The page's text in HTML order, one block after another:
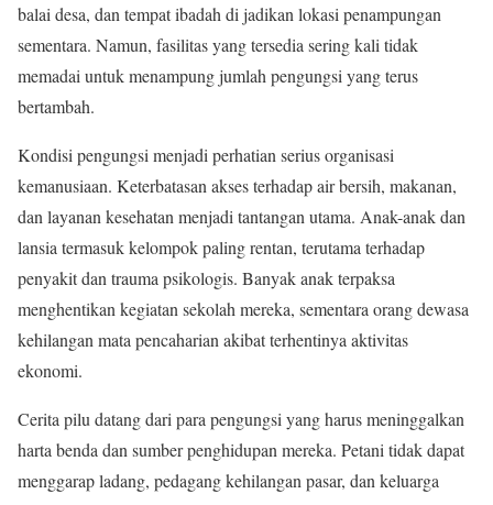
balai desa, dan tempat ibadah di jadikan lokasi penampungan
sementara. Namun, fasilitas yang tersedia sering kali tidak
memadai untuk menampung jumlah pengungsi yang terus
bertambah.
Kondisi pengungsi menjadi perhatian serius organisasi
kemanusiaan. Keterbatasan akses terhadap air bersih, makanan,
dan layanan kesehatan menjadi tantangan utama. Anak-anak dan
lansia termasuk kelompok paling rentan, terutama terhadap
penyakit dan trauma psikologis. Banyak anak terpaksa
menghentikan kegiatan sekolah mereka, sementara orang dewasa
kehilangan mata pencaharian akibat terhentinya aktivitas
ekonomi.
Cerita pilu datang dari para pengungsi yang harus meninggalkan
harta benda dan sumber penghidupan mereka. Petani tidak dapat
menggarap ladang, pedagang kehilangan pasar, dan keluarga